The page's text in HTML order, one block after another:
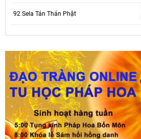
92 Sela Tán Thán Phật